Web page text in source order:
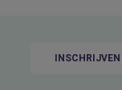
INSCHRIJVEN